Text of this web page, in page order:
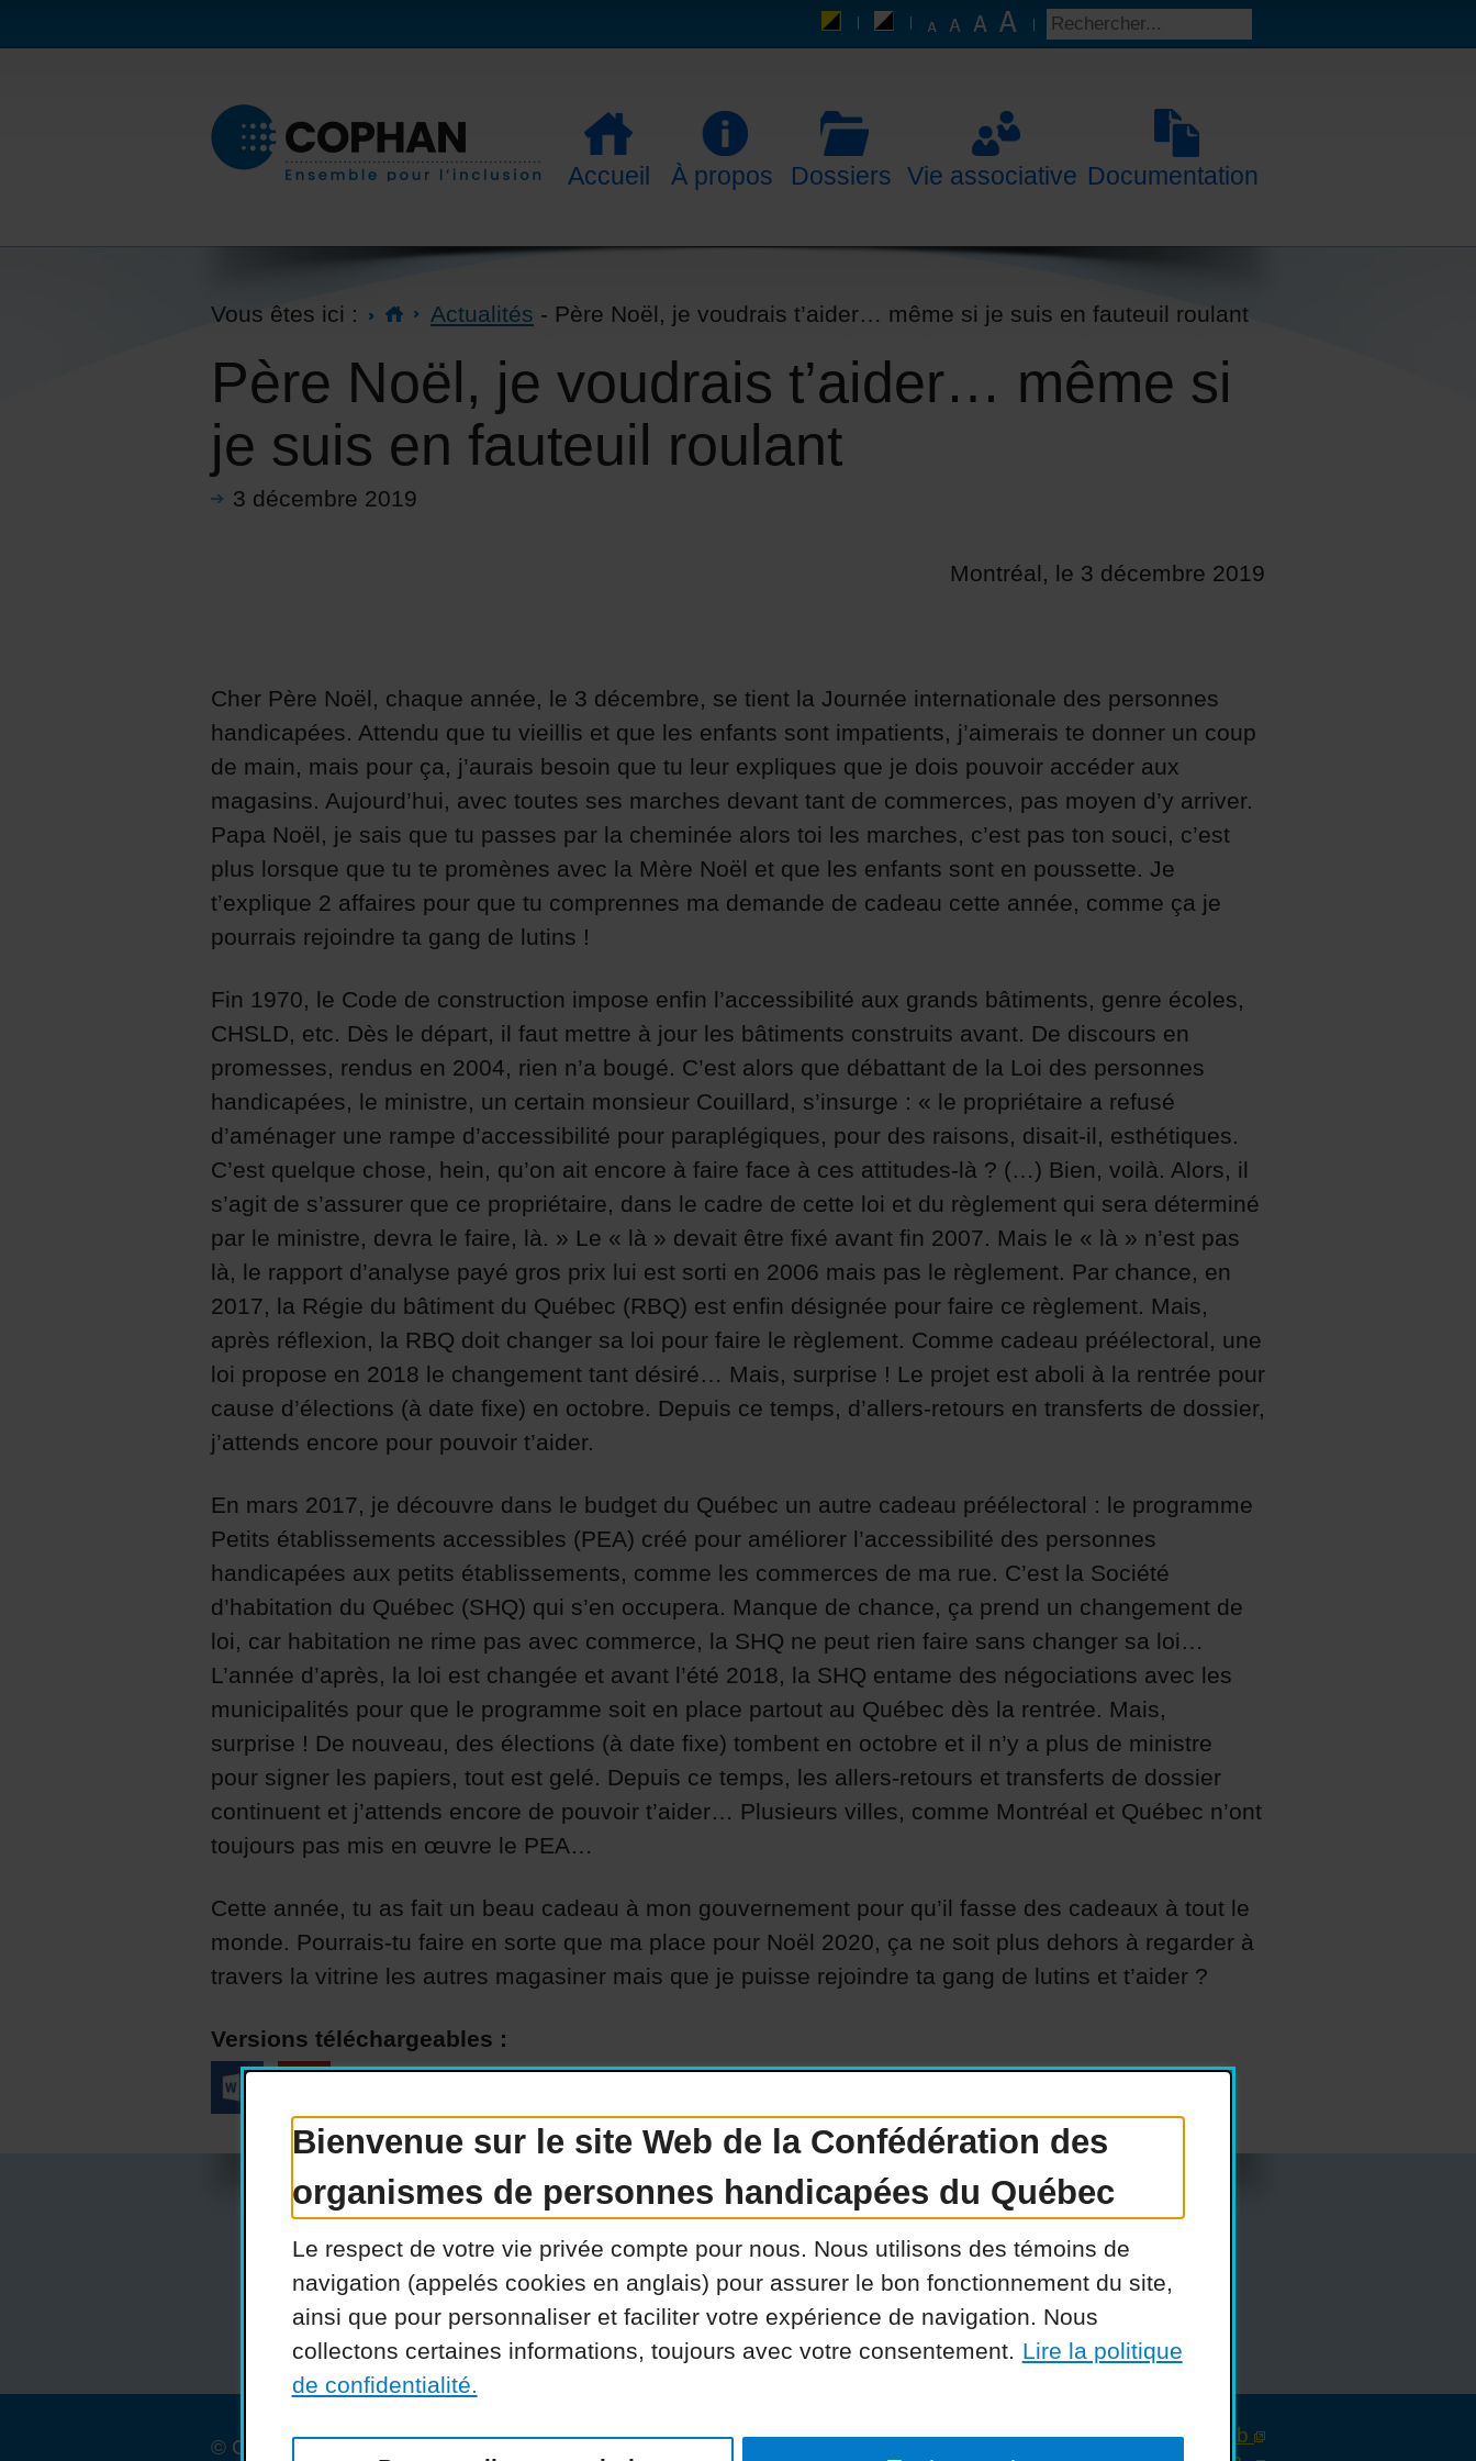
Bienvenue sur le site Web de la Confédération des
organismes de personnes handicapées du Québec
Le respect de votre vie privée compte pour nous. Nous utilisons des témoins de
navigation (appelés cookies en anglais) pour assurer le bon fonctionnement du site,
ainsi que pour personnaliser et faciliter votre expérience de navigation. Nous
collectons certaines informations, toujours avec votre consentement. Lire la politique
de confidentialité.
Accueil À propos Dossiers Vie associative Documentation
Vous êtes ici : Actualités - Père Noël, je voudrais t’aider… même si je suis en fauteuil roulant
Père Noël, je voudrais t’aider… même si
je suis en fauteuil roulant
3 décembre 2019
Montréal, le 3 décembre 2019
Cher Père Noël, chaque année, le 3 décembre, se tient la Journée internationale des personnes
handicapées. Attendu que tu vieillis et que les enfants sont impatients, j’aimerais te donner un coup
de main, mais pour ça, j’aurais besoin que tu leur expliques que je dois pouvoir accéder aux
magasins. Aujourd’hui, avec toutes ses marches devant tant de commerces, pas moyen d’y arriver.
Papa Noël, je sais que tu passes par la cheminée alors toi les marches, c’est pas ton souci, c’est
plus lorsque que tu te promènes avec la Mère Noël et que les enfants sont en poussette. Je
t’explique 2 affaires pour que tu comprennes ma demande de cadeau cette année, comme ça je
pourrais rejoindre ta gang de lutins !
Fin 1970, le Code de construction impose enfin l’accessibilité aux grands bâtiments, genre écoles,
CHSLD, etc. Dès le départ, il faut mettre à jour les bâtiments construits avant. De discours en
promesses, rendus en 2004, rien n’a bougé. C’est alors que débattant de la Loi des personnes
handicapées, le ministre, un certain monsieur Couillard, s’insurge : « le propriétaire a refusé
d’aménager une rampe d’accessibilité pour paraplégiques, pour des raisons, disait-il, esthétiques.
C’est quelque chose, hein, qu’on ait encore à faire face à ces attitudes-là ? (…) Bien, voilà. Alors, il
s’agit de s’assurer que ce propriétaire, dans le cadre de cette loi et du règlement qui sera déterminé
par le ministre, devra le faire, là. » Le « là » devait être fixé avant fin 2007. Mais le « là » n’est pas
là, le rapport d’analyse payé gros prix lui est sorti en 2006 mais pas le règlement. Par chance, en
2017, la Régie du bâtiment du Québec (RBQ) est enfin désignée pour faire ce règlement. Mais,
après réflexion, la RBQ doit changer sa loi pour faire le règlement. Comme cadeau préélectoral, une
loi propose en 2018 le changement tant désiré… Mais, surprise ! Le projet est aboli à la rentrée pour
cause d’élections (à date fixe) en octobre. Depuis ce temps, d’allers-retours en transferts de dossier,
j’attends encore pour pouvoir t’aider.
En mars 2017, je découvre dans le budget du Québec un autre cadeau préélectoral : le programme
Petits établissements accessibles (PEA) créé pour améliorer l’accessibilité des personnes
handicapées aux petits établissements, comme les commerces de ma rue. C’est la Société
d’habitation du Québec (SHQ) qui s’en occupera. Manque de chance, ça prend un changement de
loi, car habitation ne rime pas avec commerce, la SHQ ne peut rien faire sans changer sa loi…
L’année d’après, la loi est changée et avant l’été 2018, la SHQ entame des négociations avec les
municipalités pour que le programme soit en place partout au Québec dès la rentrée. Mais,
surprise ! De nouveau, des élections (à date fixe) tombent en octobre et il n’y a plus de ministre
pour signer les papiers, tout est gelé. Depuis ce temps, les allers-retours et transferts de dossier
continuent et j’attends encore de pouvoir t’aider… Plusieurs villes, comme Montréal et Québec n’ont
toujours pas mis en œuvre le PEA…
Cette année, tu as fait un beau cadeau à mon gouvernement pour qu’il fasse des cadeaux à tout le
monde. Pourrais-tu faire en sorte que ma place pour Noël 2020, ça ne soit plus dehors à regarder à
travers la vitrine les autres magasiner mais que je puisse rejoindre ta gang de lutins et t’aider ?
Versions téléchargeables :
Actualités Devenir membre Nous joindre
Nous recrutons
Réseaux sociaux
Guide sur l’accessibilité universelle FAQ
© COPHAN - Ensemble pour l'inclusion 2026. Tous droits réservés.
Conception :Ekloweb